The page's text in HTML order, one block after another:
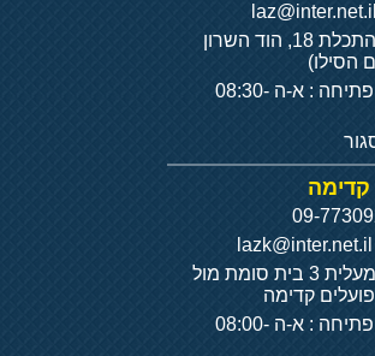
laz@inter.net.il
רחוב התכלת 18, הוד השרון
הסילו)
שעות פתיחה : א-ה 08:30-
קדימה
09-
רח. המעלית 3 בית סומת מול
קדימה
שעות פתיחה : א-ה 08:00-